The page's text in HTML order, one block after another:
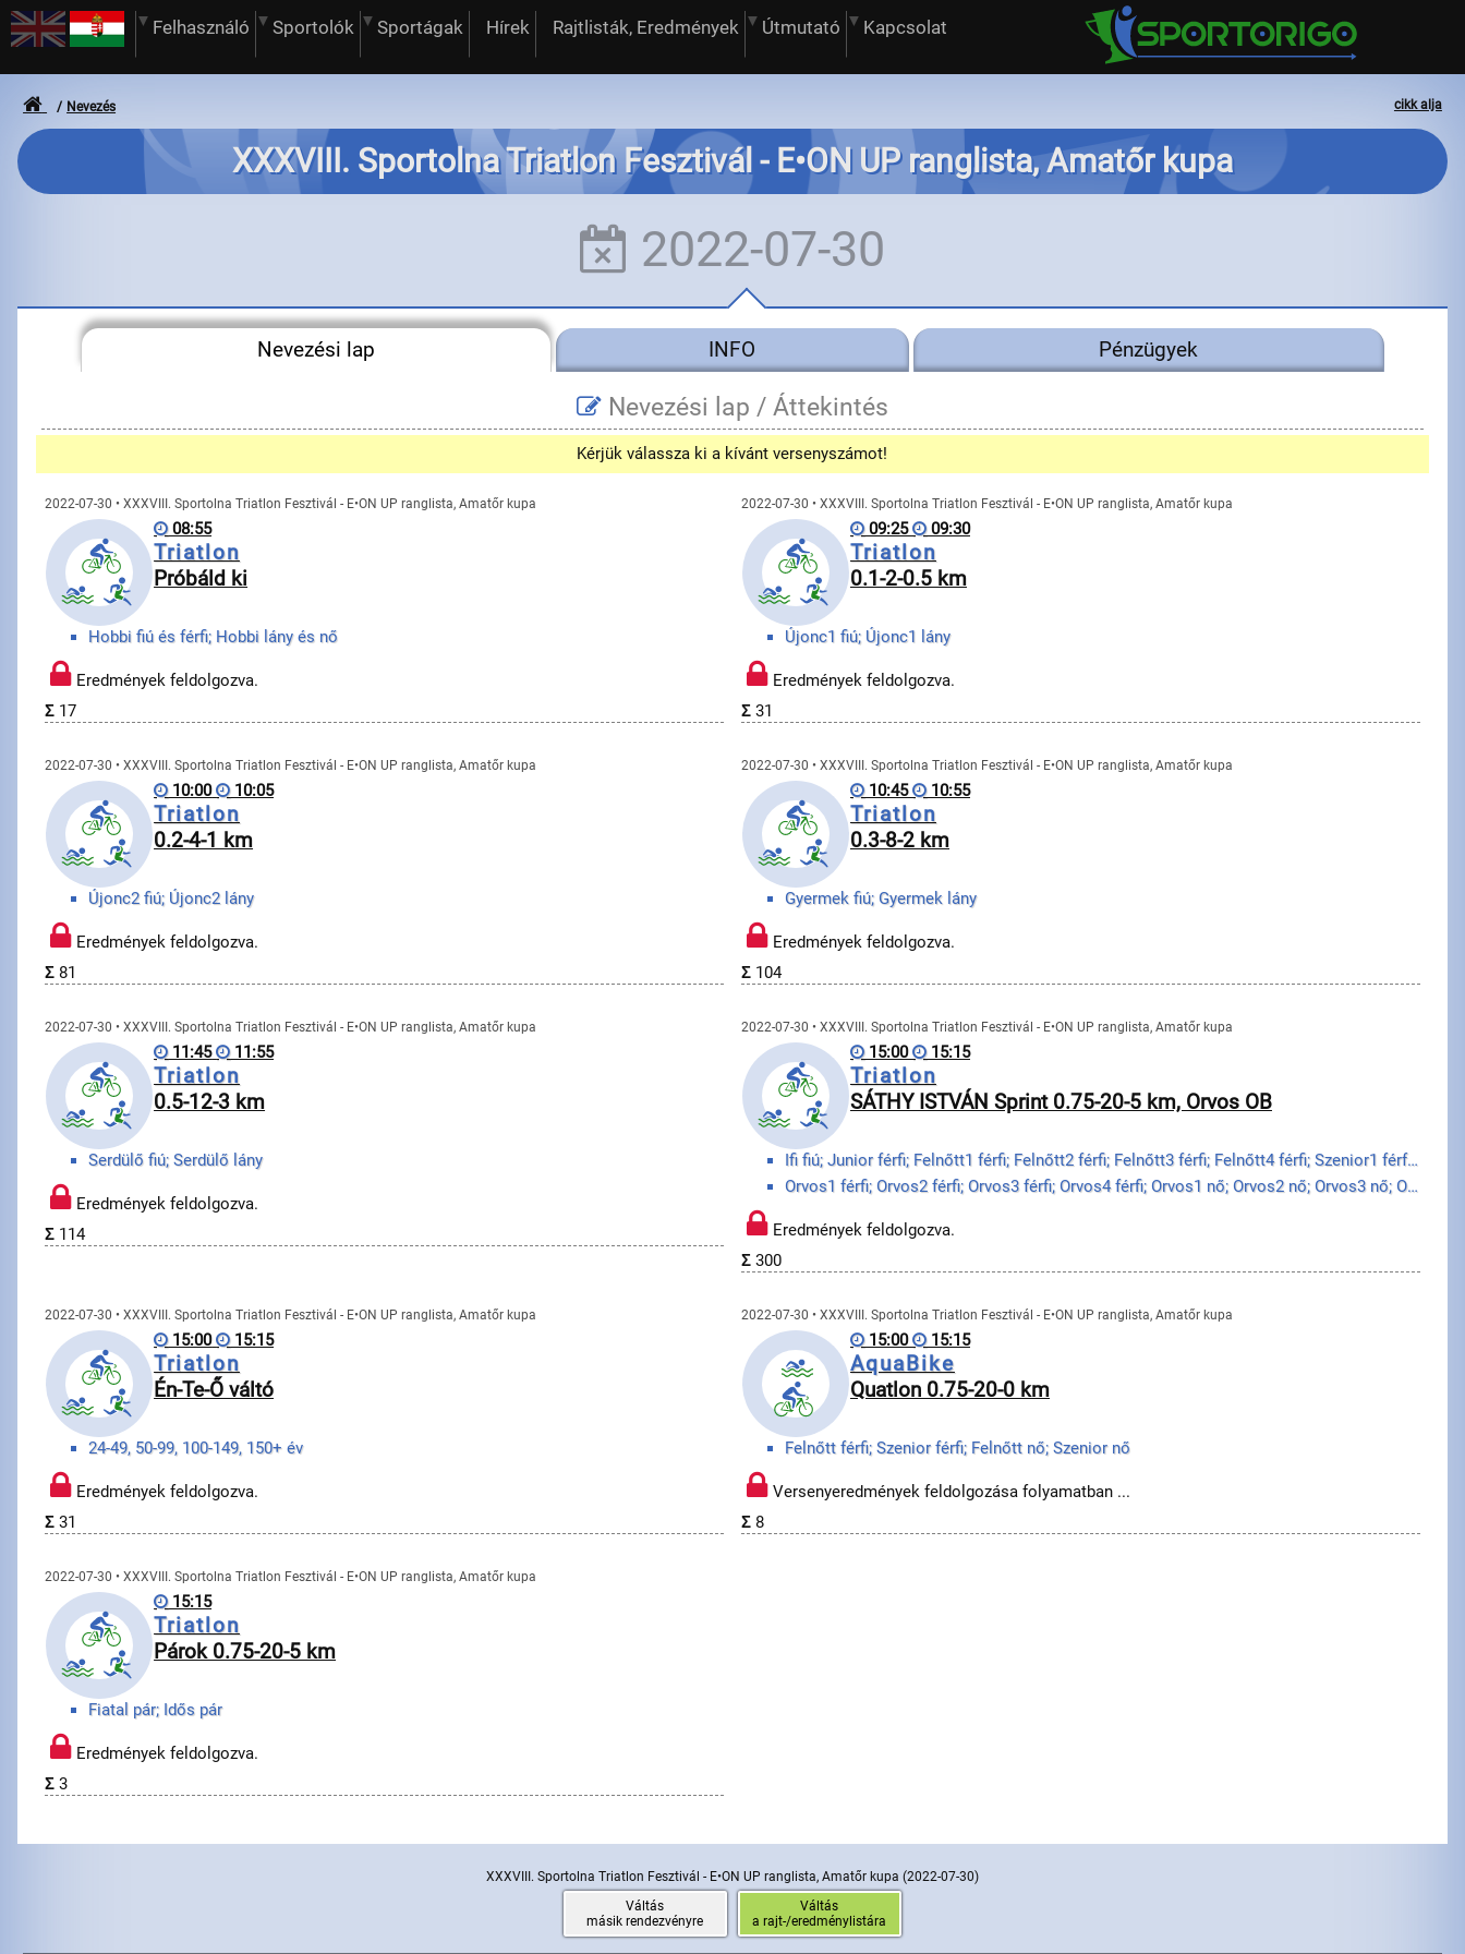
Felhasználó Sportolók Sportágak Hírek Rajtlisták, Eredmények Útmutató Kapcsolat
cikk alja
Nevezés
XXXVIII. Sportolna Triatlon Fesztivál - E•ON UP ranglista, Amatőr kupa
2022-07-30
Nevezési lap INFO Pénzügyek
Nevezési lap / Áttekintés
Kérjük válassza ki a kívánt versenyszámot!
2022-07-30 • XXXVIII. Sportolna Triatlon Fesztivál - E•ON UP ranglista, Amatőr kupa
08:55
Triatlon
Próbáld ki
Hobbi fiú és férfi; Hobbi lány és nő
Eredmények feldolgozva.
Σ 17
2022-07-30 • XXXVIII. Sportolna Triatlon Fesztivál - E•ON UP ranglista, Amatőr kupa
09:25 09:30
Triatlon
0.1-2-0.5 km
Újonc1 fiú; Újonc1 lány
Eredmények feldolgozva.
Σ 31
2022-07-30 • XXXVIII. Sportolna Triatlon Fesztivál - E•ON UP ranglista, Amatőr kupa
10:00 10:05
Triatlon
0.2-4-1 km
Újonc2 fiú; Újonc2 lány
Eredmények feldolgozva.
Σ 81
2022-07-30 • XXXVIII. Sportolna Triatlon Fesztivál - E•ON UP ranglista, Amatőr kupa
10:45 10:55
Triatlon
0.3-8-2 km
Gyermek fiú; Gyermek lány
Eredmények feldolgozva.
Σ 104
2022-07-30 • XXXVIII. Sportolna Triatlon Fesztivál - E•ON UP ranglista, Amatőr kupa
11:45 11:55
Triatlon
0.5-12-3 km
Serdülő fiú; Serdülő lány
Eredmények feldolgozva.
Σ 114
2022-07-30 • XXXVIII. Sportolna Triatlon Fesztivál - E•ON UP ranglista, Amatőr kupa
15:00 15:15
Triatlon
SÁTHY ISTVÁN Sprint 0.75-20-5 km, Orvos OB
Ifi fiú; Junior férfi; Felnőtt1 férfi; Felnőtt2 férfi; Felnőtt3 férfi; Felnőtt4 férfi; Szenior1 férf...
Orvos1 férfi; Orvos2 férfi; Orvos3 férfi; Orvos4 férfi; Orvos1 nő; Orvos2 nő; Orvos3 nő; Orvos4 nő
Eredmények feldolgozva.
Σ 300
2022-07-30 • XXXVIII. Sportolna Triatlon Fesztivál - E•ON UP ranglista, Amatőr kupa
15:00 15:15
Triatlon
Én-Te-Ő váltó
24-49, 50-99, 100-149, 150+ év
Eredmények feldolgozva.
Σ31
2022-07-30 • XXXVIII. Sportolna Triatlon Fesztivál - E•ON UP ranglista, Amatőr kupa
15:00 15:15
AquaBike
Quatlon 0.75-20-0 km
Felnőtt férfi; Szenior férfi; Felnőtt nő; Szenior nő
Versenyeredmények feldolgozása folyamatban ...
Σ 8
2022-07-30 • XXXVIII. Sportolna Triatlon Fesztivál - E•ON UP ranglista, Amatőr kupa
15:15
Triatlon
Párok 0.75-20-5 km
Fiatal pár; Idős pár
Eredmények feldolgozva.
Σ3
XXXVIII. Sportolna Triatlon Fesztivál - E•ON UP ranglista, Amatőr kupa (2022-07-30)
Váltás
másik rendezvényre
Váltás
a rajt-/eredménylistára